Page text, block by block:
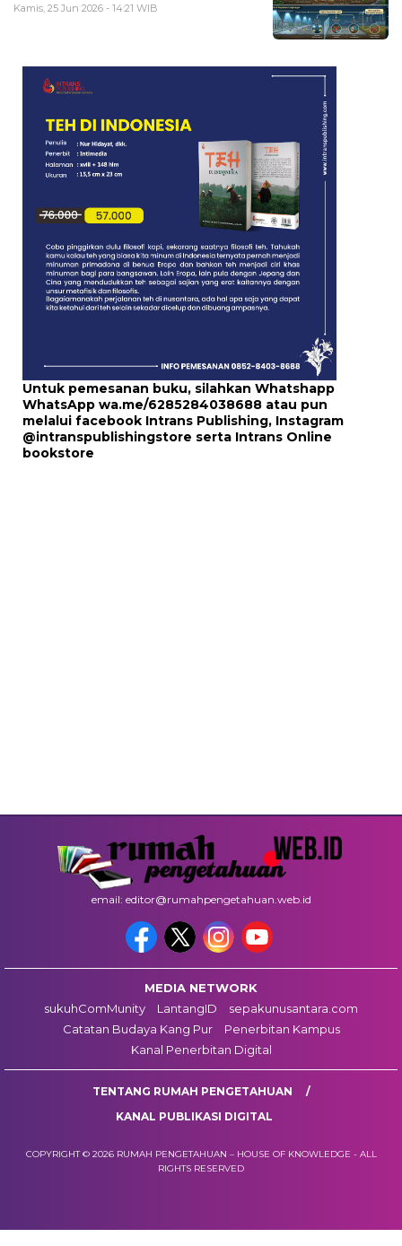
Kamis, 25 Jun 2026 - 14:21 WIB
Untuk pemesanan buku, silahkan Whatshapp
WhatsApp wa.me/6285284038688 atau pun
melalui facebook Intrans Publishing, Instagram
@intranspublishingstore serta Intrans Online
bookstore
email: editor@rumahpengetahuan.web.id
MEDIA NETWORK
sukuhComMunity
LantangID
sepakunusantara.com
Catatan Budaya Kang Pur
Penerbitan Kampus
Kanal Penerbitan Digital
TENTANG RUMAH PENGETAHUAN
KANAL PUBLIKASI DIGITAL
COPYRIGHT © 2026 RUMAH PENGETAHUAN – HOUSE OF KNOWLEDGE - ALL
RIGHTS RESERVED